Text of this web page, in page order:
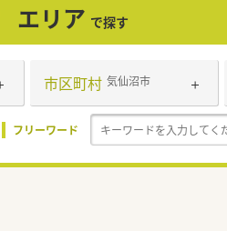
エリア で探す
市区町村 気仙沼市
フリーワード